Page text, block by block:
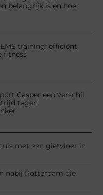
belangrijk is en hoe
training: efficiënt
fitness
Casper een verschil
tegen
met een gietvloer in
nabij Rotterdam die